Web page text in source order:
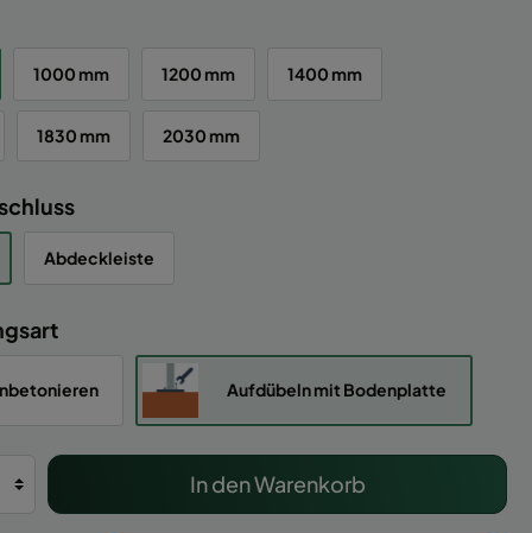
1000 mm 1200 mm 1400 mm
1830 mm 2030 mm
Abdeckleiste
Aufdübeln mit Bodenplatte
In den Warenkorb